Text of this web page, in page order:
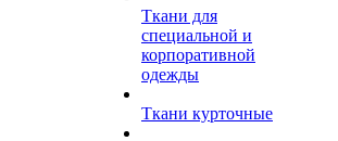
Ткани для
специальной и
корпоративной
одежды
Ткани курточные